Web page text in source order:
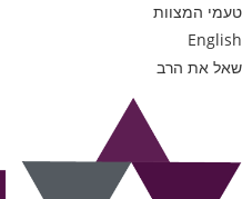
טעמי המצוות
English
שאל את הרב